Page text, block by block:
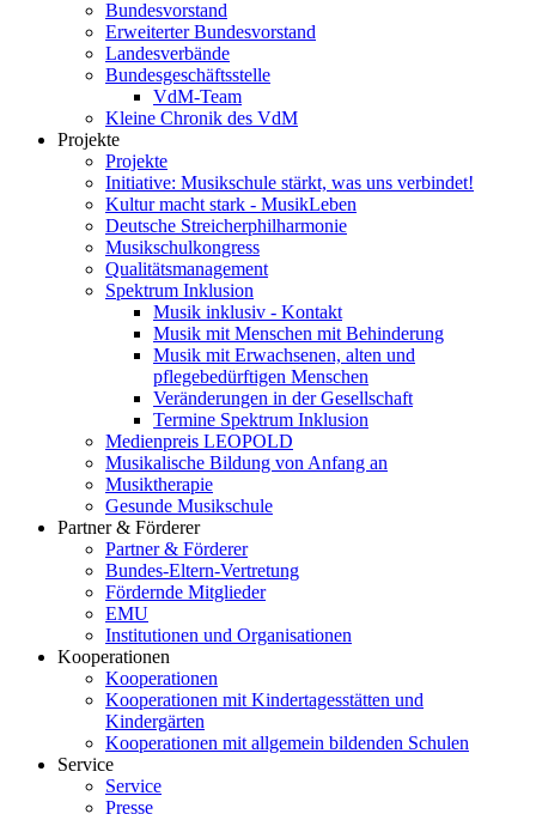
Bundesvorstand
Erweiterter Bundesvorstand
Landesverbände
Bundesgeschäftsstelle
VdM-Team
Kleine Chronik des VdM
Projekte
Projekte
Initiative: Musikschule stärkt, was uns verbindet!
Kultur macht stark - MusikLeben
Deutsche Streicherphilharmonie
Musikschulkongress
Qualitätsmanagement
Spektrum Inklusion
Musik inklusiv - Kontakt
Musik mit Menschen mit Behinderung
Musik mit Erwachsenen, alten und
pflegebedürftigen Menschen
Veränderungen in der Gesellschaft
Termine Spektrum Inklusion
Medienpreis LEOPOLD
Musikalische Bildung von Anfang an
Musiktherapie
Gesunde Musikschule
Partner & Förderer
Partner & Förderer
Bundes-Eltern-Vertretung
Fördernde Mitglieder
EMU
Institutionen und Organisationen
Kooperationen
Kooperationen
Kooperationen mit Kindertagesstätten und
Kindergärten
Kooperationen mit allgemein bildenden Schulen
Service
Service
Presse